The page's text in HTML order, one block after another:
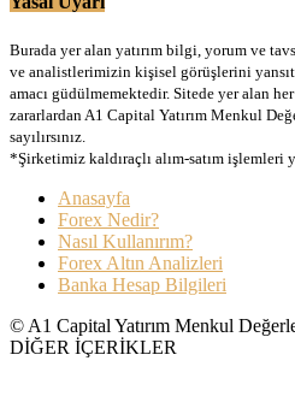
Burada yer alan yatırım bilgi, yorum ve
ve analistlerimizin kişisel görüşlerini
amacı güdülmemektedir. Sitede yer alan
zararlardan A1 Capital Yatırım Menkul
sayılırsınız.
*Şirketimiz kaldıraçlı alım-satım işlemleri
Anasayfa
Forex Nedir?
Nasıl Kullanırım?
Forex Altın Analizleri
Banka Hesap Bilgileri
© A1 Capital Yatırım Menkul
DİĞER İÇERİKLER